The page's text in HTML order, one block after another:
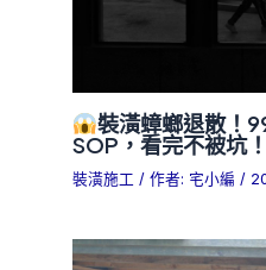
裝潢蟑螂退散！
SOP，看完不被坑！
裝潢施工 / 作者: 宅小編/